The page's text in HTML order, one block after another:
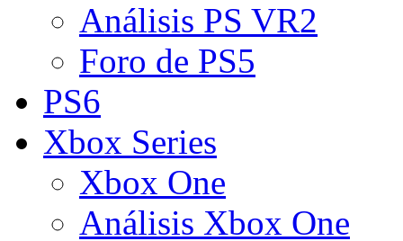
Análisis PS VR2
Foro de PS5
PS6
Xbox Series
Xbox One
Análisis Xbox One